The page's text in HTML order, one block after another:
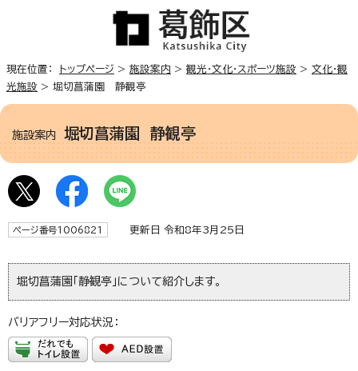
現在位置： トップページ > 施設案内 > 観光・文化・スポーツ施設 > 文化・観
光施設 > 堀切菖蒲園 静観亭
施設案内 堀切菖蒲園 静観亭
ページ番号1006821 更新日 令和8年3月25日
堀切菖蒲園「静観亭」について紹介します。
バリアフリー対応状況：